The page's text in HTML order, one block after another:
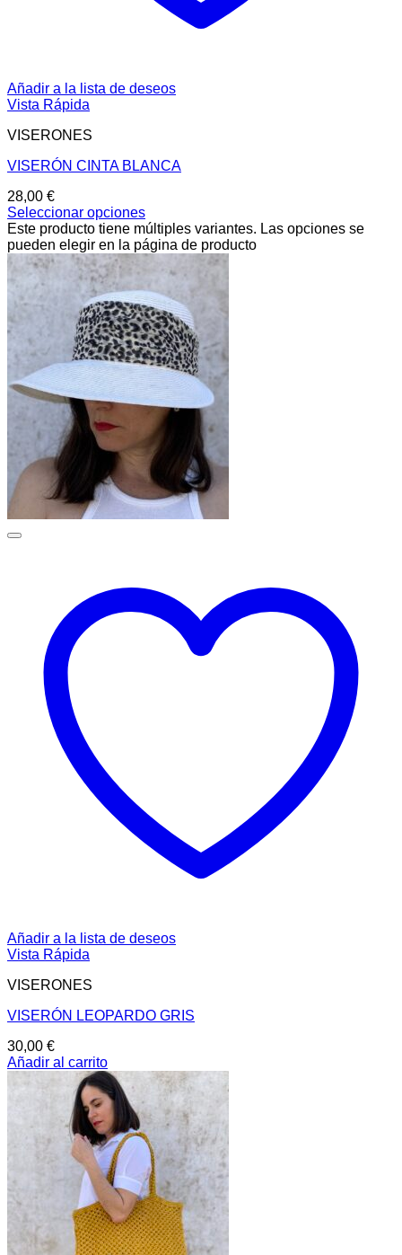
Añadir a la lista de deseos
Vista Rápida
VISERONES
VISERÓN CINTA BLANCA
28,00 €
Seleccionar opciones
Este producto tiene múltiples variantes. Las opciones se
pueden elegir en la página de producto
Añadir a la lista de deseos
Vista Rápida
VISERONES
VISERÓN LEOPARDO GRIS
30,00 €
Añadir al carrito